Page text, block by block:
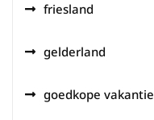
friesland
gelderland
goedkope vakantie